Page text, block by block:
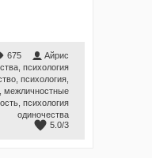
675
Айрис
психология
психология
межличностные
психология
одиночества
5.0/3